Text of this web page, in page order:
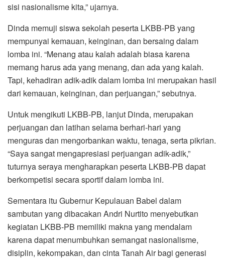
sisi nasionalisme kita,” ujarnya.
Dinda memuji siswa sekolah peserta LKBB-PB yang
mempunyai kemauan, keinginan, dan bersaing dalam
lomba ini. “Menang atau kalah adalah biasa karena
memang harus ada yang menang, dan ada yang kalah.
Tapi, kehadiran adik-adik dalam lomba ini merupakan hasil
dari kemauan, keinginan, dan perjuangan,” sebutnya.
Untuk mengikuti LKBB-PB, lanjut Dinda, merupakan
perjuangan dan latihan selama berhari-hari yang
menguras dan mengorbankan waktu, tenaga, serta pikrian.
“Saya sangat mengapresiasi perjuangan adik-adik,”
tuturnya seraya mengharapkan peserta LKBB-PB dapat
berkompetisi secara sportif dalam lomba ini.
Sementara itu Gubernur Kepulauan Babel dalam
sambutan yang dibacakan Andri Nurtito menyebutkan
kegiatan LKBB-PB memiliki makna yang mendalam
karena dapat menumbuhkan semangat nasionalisme,
disiplin, kekompakan, dan cinta Tanah Air bagi generasi